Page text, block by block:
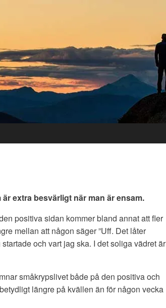
extra besvärligt när man är ensam.
positiva sidan kommer bland annat att fler
mellan att någon säger ”Uff. Det låter
och vart jag ska. I det soliga vädret är
småkrypslivet både på den positiva och
längre på kvällen än för någon vecka